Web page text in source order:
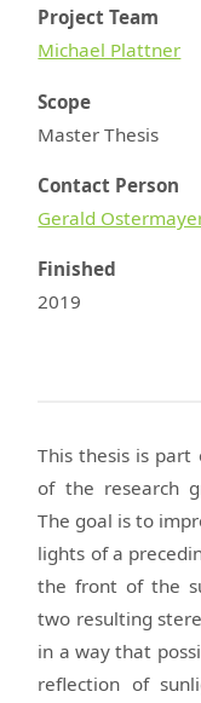
Project Team
Michael Plattner
Scope
Master Thesis
Contact Person
Gerald
Finished
2019
This thesis is part
of the research
The goal is to
lights of a
the front of the
two resulting
in a way that
reflection of